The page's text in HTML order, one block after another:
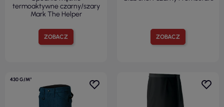
ZOBACZ
termoaktywne czarny/szary
Mark The Helper
ZOBACZ
430 G/M²